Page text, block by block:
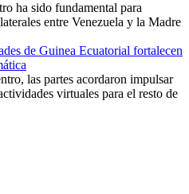
ha sido fundamental para
entre Venezuela y la Madre
de Guinea Ecuatorial fortalecen
las partes acordaron impulsar
virtuales para el resto de